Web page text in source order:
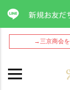
→三京商会